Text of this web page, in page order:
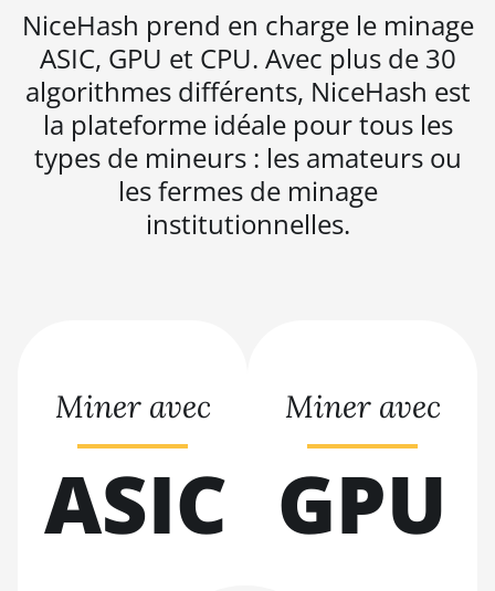
K5
BITMAIN AntMiner
K7
BITMAIN AntMiner
KA3
BITMAIN AntMiner
KS3 (8.3TH)
KS5 Pro
BITMAIN AntMiner
KS7
BITMAIN AntMiner
L11 (20Gh)
NiceHash prend en charge le minage
ASIC, GPU et CPU. Avec plus de 30
algorithmes différents, NiceHash est
la plateforme idéale pour tous les
types de mineurs : les amateurs ou
les fermes de minage
institutionnelles.
Miner avec
ASIC
Miner avec
GPU